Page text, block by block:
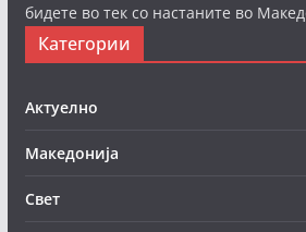
бидете во тек со настаните во
Категории
Актуелно
Македонија
Свет